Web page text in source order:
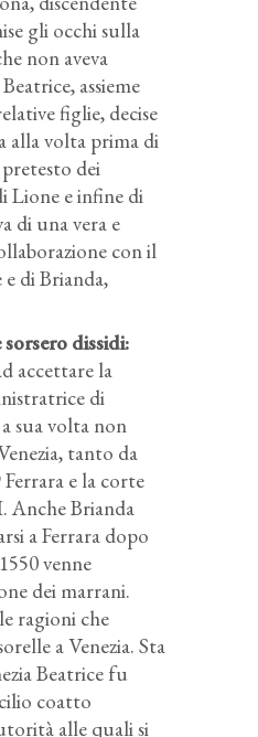
gli occhi sulla
non aveva
assieme
figlie, decise
alla volta prima di
dei
Lione e infine di
di una vera e
con il
di Brianda,
dissidi:
accettare la
di
sua volta non
tanto da
e la corte
Anche Brianda
a Ferrara dopo
venne
dei marrani.
ragioni che
a Venezia. Sta
Beatrice fu
coatto
alle quali si